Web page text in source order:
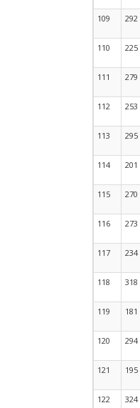
109 292
110 225
111 279
112 253
113 295
114 201
115 270
116 273
117 234
118 318
119 181
120 294
121 195
122 324